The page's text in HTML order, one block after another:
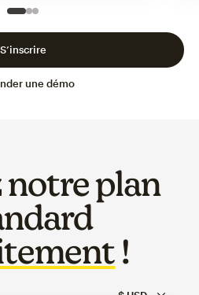
Slide 1 of 3
Go to slide 2 of 3
Go to slide 3 of 3
une démo
S’inscrire
notre plan
!